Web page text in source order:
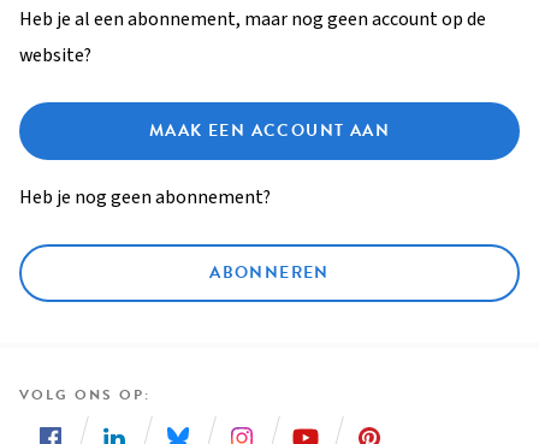
Heb je al een abonnement, maar nog geen account op de
website?
MAAK EEN ACCOUNT AAN
Heb je nog geen abonnement?
ABONNEREN
VOLG ONS OP